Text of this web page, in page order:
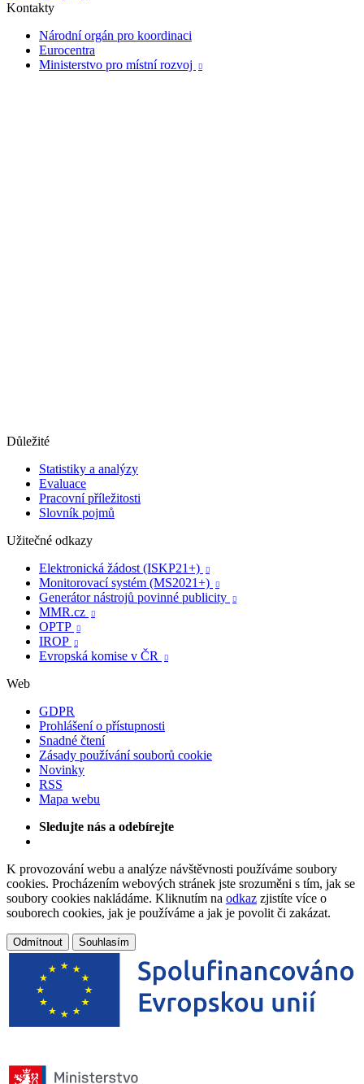
Kontakty
Národní orgán pro koordinaci
Eurocentra
Ministerstvo pro místní rozvoj

Důležité
Statistiky a analýzy
Evaluace
Pracovní příležitosti
Slovník pojmů
Užitečné odkazy
Elektronická žádost (ISKP21+)

Monitorovací systém (MS2021+) 
Generátor nástrojů povinné publicity 
MMR.cz 
OPTP 
IROP 
Evropská komise v ČR 
Web
GDPR
Prohlášení o přístupnosti
Snadné čtení
Zásady používání souborů cookie
Novinky
RSS
Mapa webu
Sledujte nás a odebírejte
K provozování webu a analýze návštěvnosti používáme soubory
cookies. Procházením webových stránek jste srozuměni s tím, jak se
soubory cookies nakládáme. Kliknutím na odkaz zjistíte více o
souborech cookies, jak je používáme a jak je povolit či zakázat.
Odmítnout Souhlasím